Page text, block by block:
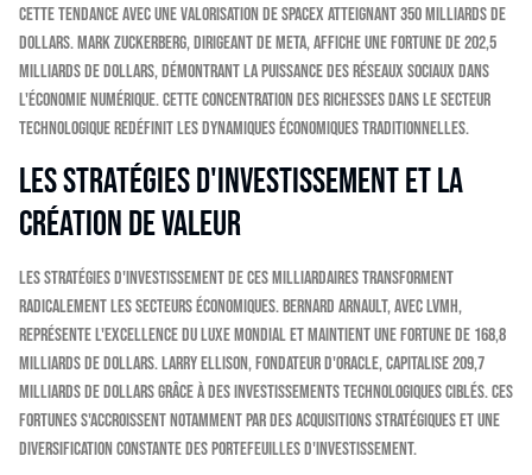
cette tendance avec une valorisation de SpaceX atteignant 350 milliards de
dollars. Mark Zuckerberg, dirigeant de Meta, affiche une fortune de 202,5
milliards de dollars, démontrant la puissance des réseaux sociaux dans
l'économie numérique. Cette concentration des richesses dans le secteur
technologique redéfinit les dynamiques économiques traditionnelles.
Les stratégies d'investissement et la
création de valeur
Les stratégies d'investissement de ces milliardaires transforment
radicalement les secteurs économiques. Bernard Arnault, avec LVMH,
représente l'excellence du luxe mondial et maintient une fortune de 168,8
milliards de dollars. Larry Ellison, fondateur d'Oracle, capitalise 209,7
milliards de dollars grâce à des investissements technologiques ciblés. Ces
fortunes s'accroissent notamment par des acquisitions stratégiques et une
diversification constante des portefeuilles d'investissement.